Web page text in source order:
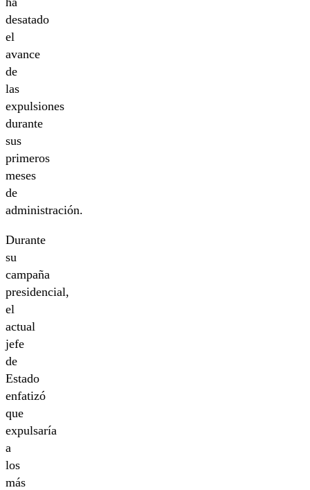
desatado
el
avance
de
las
expulsiones
durante
sus
primeros
meses
de
administración.
Durante
su
campaña
presidencial,
el
actual
jefe
de
Estado
enfatizó
que
expulsaría
a
los
más